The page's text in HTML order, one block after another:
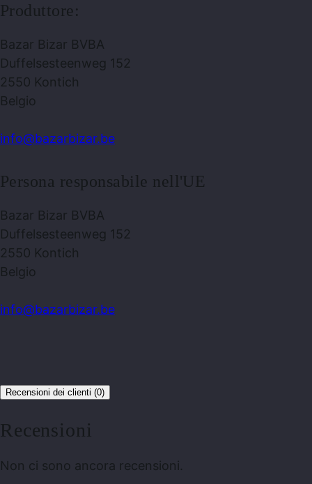
Produttore:
Bazar Bizar BVBA
Duffelsesteenweg 152
2550 Kontich
Belgio
info@bazarbizar.be
Persona responsabile nell'UE
Bazar Bizar BVBA
Duffelsesteenweg 152
2550 Kontich
Belgio
info@bazarbizar.be
Recensioni dei clienti (0)
Recensioni
Non ci sono ancora recensioni.